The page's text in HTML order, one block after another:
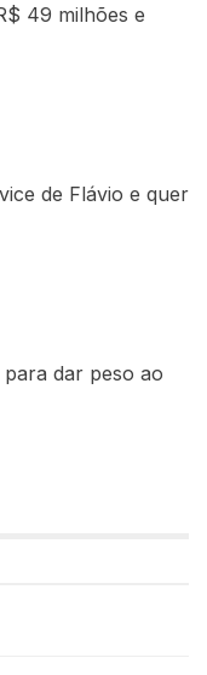
49 milhões e
de Flávio e quer
dar peso ao